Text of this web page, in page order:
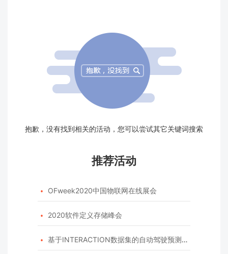
抱歉，没有找到相关的活动，您可以尝试其它关键词搜索
推荐活动
 OFweek2020中国物联网在线展会
 2020软件定义存储峰会
 基于INTERACTION数据集的自动驾驶预测模型挑战赛